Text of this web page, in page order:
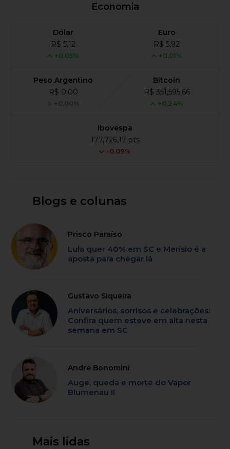
Economia
Dólar
R$ 5,12
+0,05%
Euro
R$ 5,92
+0,01%
Peso Argentino
R$ 0,00
+0,00%
Bitcoin
R$ 351,595,66
+0,24%
Ibovespa
177,726,17 pts
-0.09%
Blogs e colunas
Prisco Paraíso
Lula quer 40% em SC e Merísio é a
aposta para chegar lá
Gustavo Siqueira
Aniversários, sorrisos e celebrações:
Confira quem esteve em alta nesta
semana em SC
Andre Bonomini
Auge, queda e morte do Vapor
Blumenau II
Mais lidas